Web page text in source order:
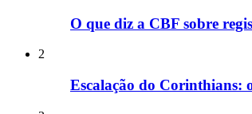
O que diz a CBF sobre
2
Escalação do Corinthians: